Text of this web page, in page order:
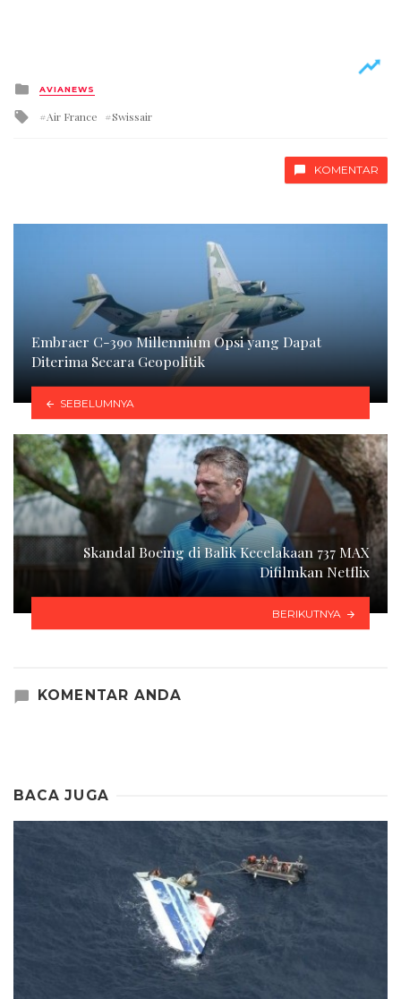
Posted
in
AVIANEWS
Tagged
Air France Swissair
KOMENTAR
Embraer C-390 Millennium Opsi yang Dapat
Diterima Secara Geopolitik
SEBELUMNYA
Skandal Boeing di Balik Kecelakaan 737 MAX
Difilmkan Netflix
BERIKUTNYA
KOMENTAR ANDA
BACA JUGA